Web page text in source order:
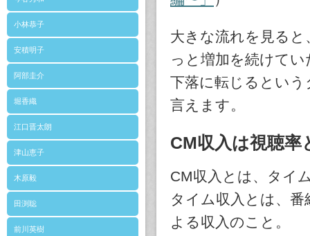
小林恭子
安積明子
阿部圭介
堀香織
江口晋太朗
津山恵子
木原毅
田渕聡
前川英樹
大きな流れを見ると
っと増加を続けて
下落に転じるとい
言えます。
CM収入は視聴
CM収入とは、タイ
タイム収入とは、
よる収入のこと。